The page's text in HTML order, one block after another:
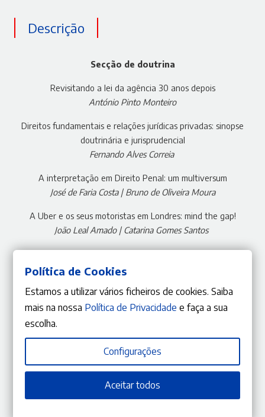
Descrição
Secção de doutrina
Revisitando a lei da agência 30 anos depois
António Pinto Monteiro
Direitos fundamentais e relações jurídicas privadas: sinopse
doutrinária e jurisprudencial
Fernando Alves Correia
A interpretação em Direito Penal: um multiversum
José de Faria Costa | Bruno de Oliveira Moura
A Uber e os seus motoristas em Londres: mind the gap!
João Leal Amado | Catarina Gomes Santos
Secção de jurisprudência
Lei aplicável ao contrato de trabalho internacional
Rui Manuel Moura Ramos
Editora
Gestlegal
Política de Cookies
Estamos a utilizar vários ficheiros de cookies. Saiba
mais na nossa Política de Privacidade e faça a sua
escolha.
Configurações
Aceitar todos